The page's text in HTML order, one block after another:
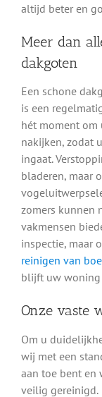
altijd beter en
Meer dan
dakgoten
Een schone
is een
hét moment om
nakijken, zodat
ingaat.
bladeren, maar
zomers kunnen
vakmensen
inspectie, maar
reinigen van
blijft uw
Onze vaste
Om u
wij met een
aan toe bent en
veilig gereinigd.